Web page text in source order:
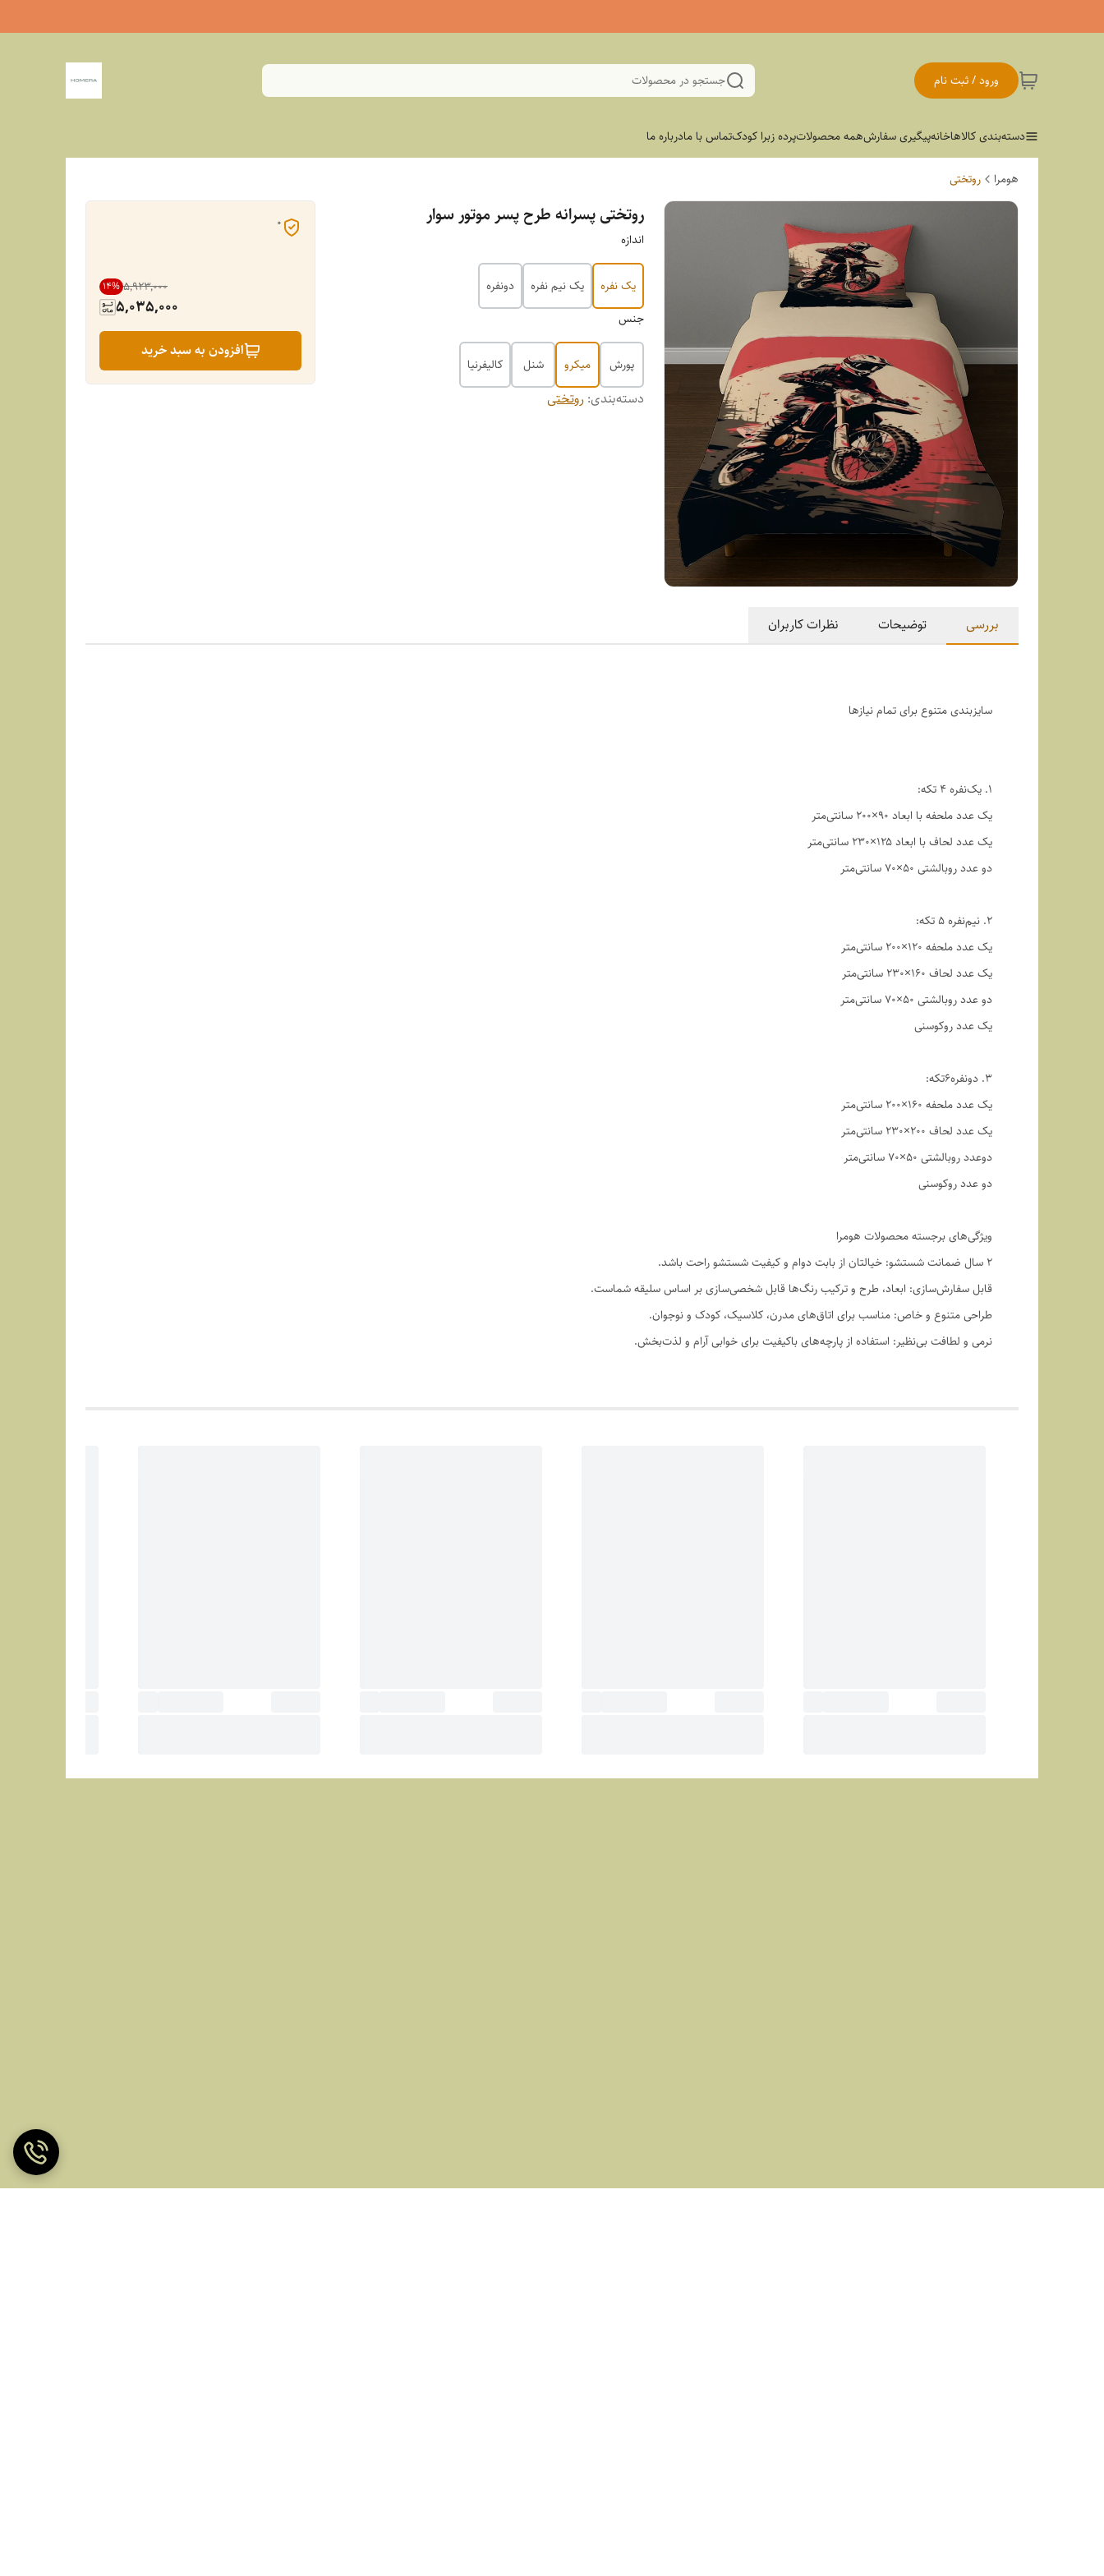
ورود / ثبت نام جستجو در محصولات
دسته‌بندی کالاهاخانهپیگیری سفارشهمه محصولاتپرده زبرا کودکتماس با مادرباره ما
هومرا روتختی
روتختی پسرانه طرح پسر موتور سوار
اندازه
یک نفره یک نیم نفره
دونفره
جنس
پورش میکرو شنل کالیفرنیا
دسته‌بندی: روتختی
0
۵٬۹۲۳٬۰۰۰ 14%
5,035,000
افزودن به سبد خرید
بررسی توضیحات نظرات کاربران
سایزبندی متنوع برای تمام نیازها
1. یک‌نفره ۴ تکه:
یک عدد ملحفه با ابعاد ۹۰×۲۰۰ سانتی‌متر
یک عدد لحاف با ابعاد ۱۲۵×۲۳۰ سانتی‌متر
دو عدد روبالشتی ۵۰×۷۰ سانتی‌متر
2. نیم‌نفره ۵ تکه:
یک عدد ملحفه ۱۲۰×۲۰۰ سانتی‌متر
یک عدد لحاف ۱۶۰×۲۳۰ سانتی‌متر
دو عدد روبالشتی ۵۰×۷۰ سانتی‌متر
یک عدد روکوسنی
3. دو‌نفره6تکه:
یک عدد ملحفه ۱۶۰×۲۰۰ سانتی‌متر
یک عدد لحاف ۲۰۰×۲۳۰ سانتی‌متر
دوعدد روبالشتی ۵۰×۷۰ سانتی‌متر
دو عدد روکوسنی
ویژگی‌های برجسته محصولات هومرا
۲ سال ضمانت شستشو: خیالتان از بابت دوام و کیفیت شستشو راحت باشد.
قابل سفارش‌سازی: ابعاد، طرح و ترکیب رنگ‌ها قابل شخصی‌سازی بر اساس سلیقه شماست.
طراحی متنوع و خاص: مناسب برای اتاق‌های مدرن، کلاسیک، کودک و نوجوان.
نرمی و لطافت بی‌نظیر: استفاده از پارچه‌های باکیفیت برای خوابی آرام و لذت‌بخش.